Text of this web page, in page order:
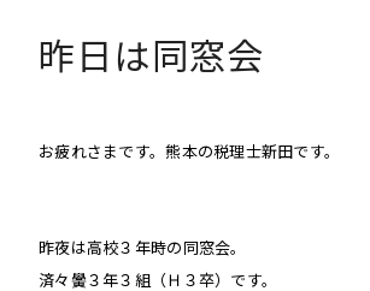
昨日は同窓会
お疲れさまです。熊本の税理士新田です。
昨夜は高校３年時の同窓会。
済々黌３年３組（Ｈ３卒）です。